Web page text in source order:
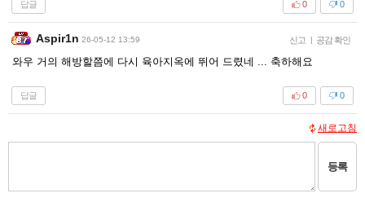
답글 0
0
Aspir1n 26-05-12 13:59 신고 | 공감 확인
와우 거의 해방할쯤에 다시 육아지옥에 뛰어 드렸네 ... 축하해요
답글 0
0
새로고침
등록